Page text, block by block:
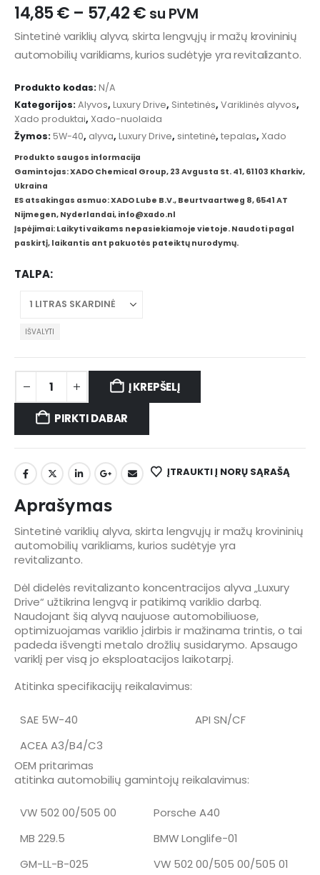
14,85€ – 57,42€Price
range:
14,85 €
through
su PVM
Sintetinė variklių alyva, skirta lengvųjų ir mažų krovininių
automobilių varikliams, kurios sudėtyje yra revitalizanto.
Produkto kodas: N/A
Kategorijos: Alyvos, Luxury Drive, Sintetinės, Variklinės alyvos,
Xado produktai, Xado-nuolaida
Žymos: 5W-40, alyva, Luxury Drive, sintetinė, tepalas, Xado
Produkto saugos informacija
Gamintojas: XADO Chemical Group, 23 Avgusta St. 41, 61103 Kharkiv,
Ukraina
ES atsakingas asmuo: XADO Lube B.V., Beurtvaartweg 8, 6541 AT
Nijmegen, Nyderlandai, info@xado.nl
Įspėjimai: Laikyti vaikams nepasiekiamoje vietoje. Naudoti pagal
paskirtį, laikantis ant pakuotės pateiktų nurodymų.
TALPA
IŠVALYTI
Į KREPŠELĮ
PIRKTI DABAR
ĮTRAUKTI Į NORŲ SĄRAŠĄ
Aprašymas
Sintetinė variklių alyva, skirta lengvųjų ir mažų krovininių
automobilių varikliams, kurios sudėtyje yra
revitalizanto.
Dėl didelės revitalizanto koncentracijos alyva „Luxury
Drive“ užtikrina lengvą ir patikimą variklio darbą.
Naudojant šią alyvą naujuose automobiliuose,
optimizuojamas variklio įdirbis ir mažinama trintis, o tai
padeda išvengti metalo drožlių susidarymo. Apsaugo
variklį per visą jo eksploatacijos laikotarpį.
Atitinka specifikacijų reikalavimus:
SAE 5W-40
API SN/CF
ACEA A3/B4/C3
OEM pritarimas
atitinka automobilių gamintojų reikalavimus:
VW 502 00/505 00
Porsche A40
MB 229.5
BMW Longlife-01
GM-LL-B-025
VW 502 00/505 00/505 01